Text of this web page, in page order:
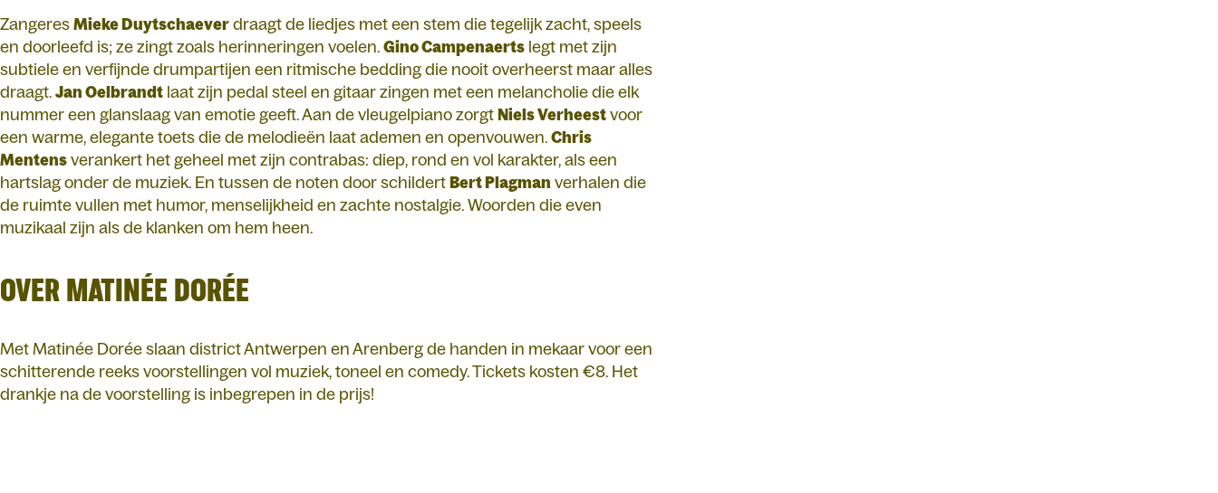
Zangeres Mieke Duytschaever draagt de liedjes met een stem die tegelijk zacht, speels
en doorleefd is; ze zingt zoals herinneringen voelen. Gino Campenaerts legt met zijn
subtiele en verfijnde drumpartijen een ritmische bedding die nooit overheerst maar alles
draagt. Jan Oelbrandt laat zijn pedal steel en gitaar zingen met een melancholie die elk
nummer een glanslaag van emotie geeft. Aan de vleugelpiano zorgt Niels Verheest voor
een warme, elegante toets die de melodieën laat ademen en openvouwen. Chris
Mentens verankert het geheel met zijn contrabas: diep, rond en vol karakter, als een
hartslag onder de muziek. En tussen de noten door schildert Bert Plagman verhalen die
de ruimte vullen met humor, menselijkheid en zachte nostalgie. Woorden die even
muzikaal zijn als de klanken om hem heen.
OVER MATINÉE DORÉE
Met Matinée Dorée slaan district Antwerpen en Arenberg de handen in mekaar voor een
schitterende reeks voorstellingen vol muziek, toneel en comedy. Tickets kosten €8. Het
drankje na de voorstelling is inbegrepen in de prijs!